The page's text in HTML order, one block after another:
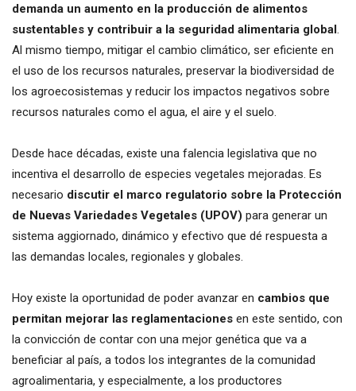
demanda un aumento en la producción de alimentos
sustentables y contribuir a la seguridad alimentaria global.
Al mismo tiempo, mitigar el cambio climático, ser eficiente en
el uso de los recursos naturales, preservar la biodiversidad de
los agroecosistemas y reducir los impactos negativos sobre
recursos naturales como el agua, el aire y el suelo.
Desde hace décadas, existe una falencia legislativa que no
incentiva el desarrollo de especies vegetales mejoradas. Es
necesario discutir el marco regulatorio sobre la Protección
de Nuevas Variedades Vegetales (UPOV) para generar un
sistema aggiornado, dinámico y efectivo que dé respuesta a
las demandas locales, regionales y globales.
Hoy existe la oportunidad de poder avanzar en cambios que
permitan mejorar las reglamentaciones en este sentido, con
la convicción de contar con una mejor genética que va a
beneficiar al país, a todos los integrantes de la comunidad
agroalimentaria, y especialmente, a los productores